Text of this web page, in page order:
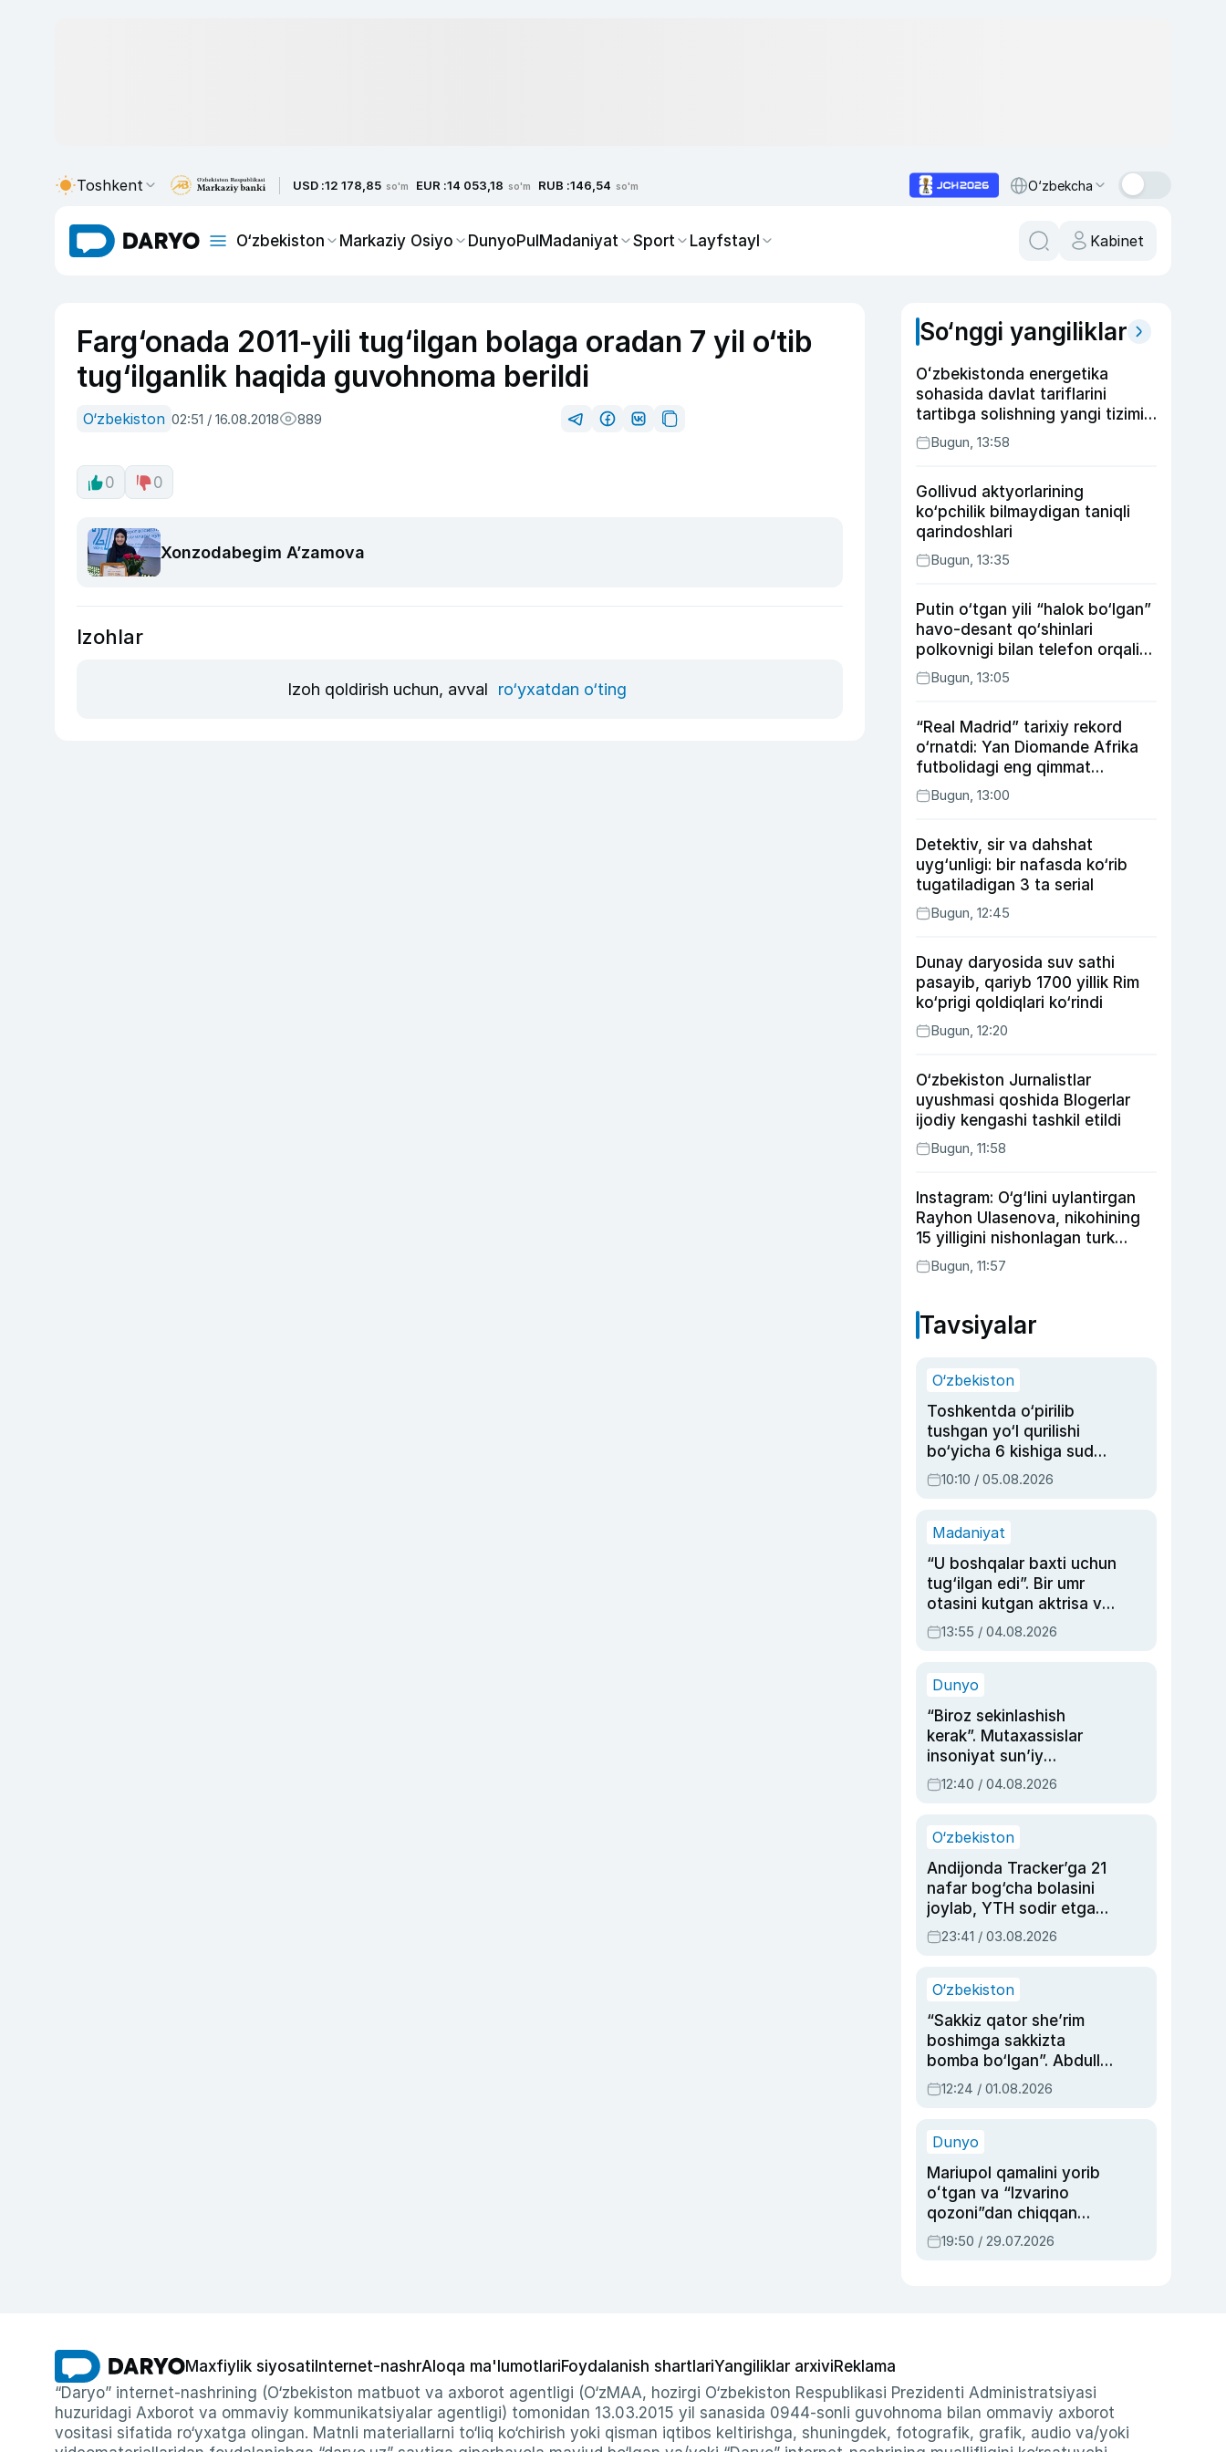
Toshkent USD :12 178,85 so'm EUR :14 053,18 so'm RUB :146,54 so'm O‘zbekcha
O‘zbekiston Markaziy Osiyo DunyoPulMadaniyat Sport Layfstayl Kabinet
Farg‘onada 2011-yili tug‘ilgan bolaga oradan 7 yil o‘tib
tug‘ilganlik haqida guvohnoma berildi
O‘zbekiston 02:51 / 16.08.2018 889
0 0
Xonzodabegim A’zamova
Izohlar
Izoh qoldirish uchun, avval ro‘yxatdan o‘ting
So‘nggi yangiliklar
Oʻzbekistonda energetika
sohasida davlat tariflarini
tartibga solishning yangi tizimi
joriy etildi
Bugun, 13:58
Gollivud aktyorlarining
ko‘pchilik bilmaydigan taniqli
qarindoshlari
Bugun, 13:35
Putin o‘tgan yili “halok bo‘lgan”
havo-desant qo‘shinlari
polkovnigi bilan telefon orqali
suhbatlashdi
Bugun, 13:05
“Real Madrid” tarixiy rekord
o‘rnatdi: Yan Diomande Afrika
futbolidagi eng qimmat
transferga aylandi
Bugun, 13:00
Detektiv, sir va dahshat
uyg‘unligi: bir nafasda ko‘rib
tugatiladigan 3 ta serial
Bugun, 12:45
Dunay daryosida suv sathi
pasayib, qariyb 1700 yillik Rim
ko‘prigi qoldiqlari ko‘rindi
Bugun, 12:20
O‘zbekiston Jurnalistlar
uyushmasi qoshida Blogerlar
ijodiy kengashi tashkil etildi
Bugun, 11:58
Instagram: O‘g‘lini uylantirgan
Rayhon Ulasenova, nikohining
15 yilligini nishonlagan turk
aktyorlari va Kamelot qasriga
sayohat qilgan Zebo Rahimova
Bugun, 11:57
Tavsiyalar
O‘zbekiston
Toshkentda o‘pirilib
tushgan yo‘l qurilishi
bo‘yicha 6 kishiga sud
hukmi o‘qildi
10:10 / 05.08.2026
Madaniyat
“U boshqalar baxti uchun
tug‘ilgan edi”. Bir umr
otasini kutgan aktrisa va
dublyaj ustasi Rimma
Ahmedovaning
13:55 / 04.08.2026
Dunyo
“Biroz sekinlashish
kerak”. Mutaxassislar
insoniyat sun’iy
intellektni boshqara
olmay qolishidan xavotir
12:40 / 04.08.2026
O‘zbekiston
Andijonda Tracker’ga 21
nafar bog‘cha bolasini
joylab, YTH sodir etgan
ayolga sud hukmi o‘qildi
23:41 / 03.08.2026
O‘zbekiston
“Sakkiz qator she’rim
boshimga sakkizta
bomba bo‘lgan”. Abdulla
Oripovni siyosiy
ayblovlardan asrab
12:24 / 01.08.2026
Dunyo
Mariupol qamalini yorib
oʻtgan va “Izvarino
qozoni”dan chiqqan
qahramon — Ukraina
armiyasi bosh
19:50 / 29.07.2026
Maxfiylik siyosati Internet-nashrAloqa ma'lumotlariFoydalanish shartlariYangiliklar arxiviReklama
“Daryo” internet-nashrining (O‘zbekiston matbuot va axborot agentligi (O‘zMAA, hozirgi O‘zbekiston Respublikasi Prezidenti Administratsiyasi
huzuridagi Axborot va ommaviy kommunikatsiyalar agentligi) tomonidan 13.03.2015 yil sanasida 0944-sonli guvohnoma bilan ommaviy axborot
vositasi sifatida ro‘yxatga olingan. Matnli materiallarni to‘liq ko‘chirish yoki qisman iqtibos keltirishga, shuningdek, fotografik, grafik, audio va/yoki